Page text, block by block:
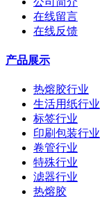
在线留言
在线反馈
产品展示
热熔胶行业
生活用纸行业
标签行业
印刷包装行业
卷管行业
特殊行业
滤器行业
热熔胶